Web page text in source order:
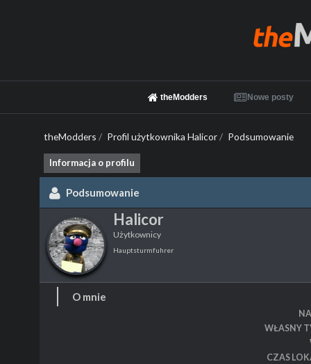
theModders Nowe posty
theModders / Profil użytkownika Halicor/ Podsumowanie
Informacja o profilu
Podsumowanie
Halicor
Użytkownicy
Hauptsturmfuhrer
O mnie
WŁASNY
CZAS